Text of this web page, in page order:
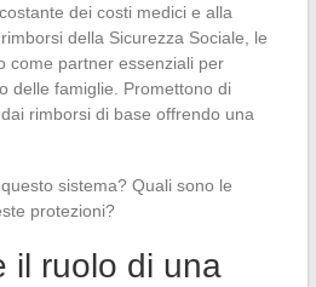
dei costi medici e alla
della Sicurezza Sociale, le
come partner essenziali per
delle famiglie. Promettono di
rimborsi di base offrendo una
sistema? Quali sono le
protezioni?
il ruolo di una